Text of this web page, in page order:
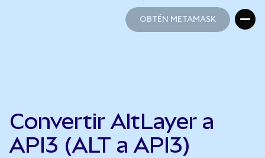
OBTÉN METAMASK
Convertir AltLayer a
API3 (ALT a API3)